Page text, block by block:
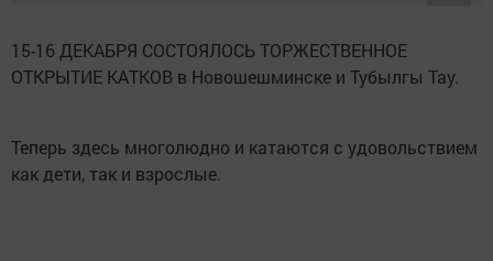
15-16 ДЕКАБРЯ СОСТОЯЛОСЬ ТОРЖЕСТВЕННОЕ
ОТКРЫТИЕ КАТКОВ в Новошешминске и Тубылгы Тау.
Теперь здесь многолюдно и катаются с удовольствием
как дети, так и взрослые.